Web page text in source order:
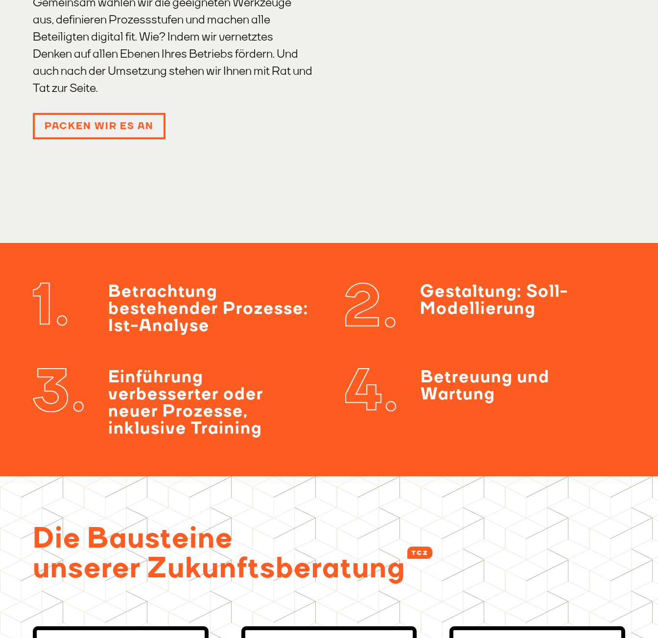
aus, definieren Prozessstufen und machen alle
Beteiligten digital fit. Wie? Indem wir vernetztes
Denken auf allen Ebenen Ihres Betriebs fördern. Und
auch nach der Umsetzung stehen wir Ihnen mit Rat und
Tat zur Seite.
PACKEN WIR ES AN
Betrachtung
bestehender Prozesse:
Ist-Analyse
Gestaltung: Soll-
Modellierung
Einführung
verbesserter oder
neuer Prozesse,
inklusive Training
Betreuung und
Wartung
Die Bausteine
unserer Zukunftsberatung